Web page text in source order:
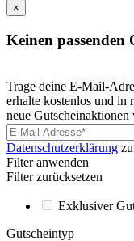
×
Keinen passenden
Trage deine E-Mail-
erhalte kostenlos und in
neue
Datenschutzerklärung
Filter anwenden
Filter zurücksetzen
Exklusiver
Gutscheintyp